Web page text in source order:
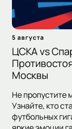
5 августа
ЦСКА vs
Москвы
Не пропустите
Узнайте, кто
футбольных